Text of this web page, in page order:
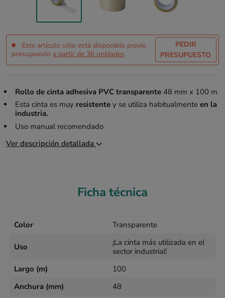
Este artículo sólo está disponible previo
presupuesto a partir de 36 unidades
PEDIR
PRESUPUESTO
Rollo de cinta adhesiva PVC transparente48 mm x 100 m
Esta cinta es muy resistentey se utiliza habitualmente en la
industria.
Uso manual recomendado
Ver descripción detallada
Ficha técnica
Color Transparente
Uso
¡La cinta más utilizada en el
sector industrial!
Largo (m)
100
Anchura (mm)
48